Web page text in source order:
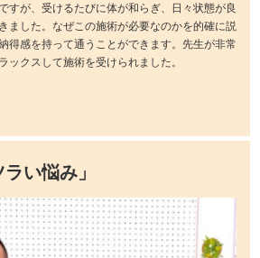
すが、受けるたびに体が和らぎ、日々状態が良
ました。なぜこの施術が必要なのかを的確に説
得感を持って通うことができます。先生が非常
ックスして施術を受けられました。
い悩み」